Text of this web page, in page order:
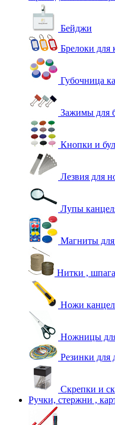
Бейджи
Брелоки для
Губочница
Зажимы для
Кнопки и
Лезвия для
Лупы
Магниты для
Нитки ,
Ножи
Ножницы
Резинки для
Скрепки и
Ручки, стержни ,